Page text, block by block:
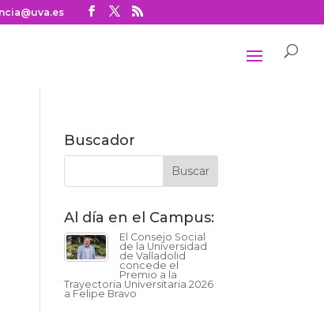
Buscador
Al día en el Campus:
El Consejo Social
de la Universidad
de Valladolid
concede el
Premio a la
Trayectoria Universitaria 2026
a Felipe Bravo